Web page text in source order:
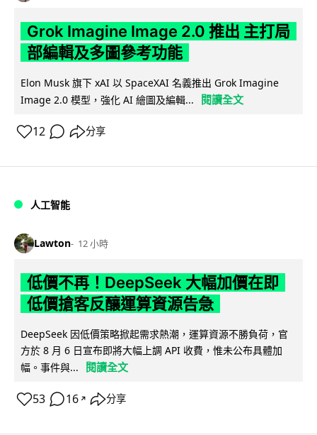
Grok Imagine Image 2.0 推出 主打局
部編輯及多圖參考功能
Elon Musk 旗下 xAI 以 SpaceXAI 名義推出 Grok Imagine
Image 2.0 模型，強化 AI 繪圖及編輯...
閱讀全文
12 分享
人工智能
Lawton 12 小時
低價不再！DeepSeek 大幅加價在即
低價搶客反釀運算資源告急
DeepSeek 因低價策略掀起需求熱潮，運算資源不勝負荷，官
方於 8 月 6 日宣布即將大幅上調 API 收費，惟未公布具體加
幅。事件與...
閱讀全文
53 16 ↗ 分享